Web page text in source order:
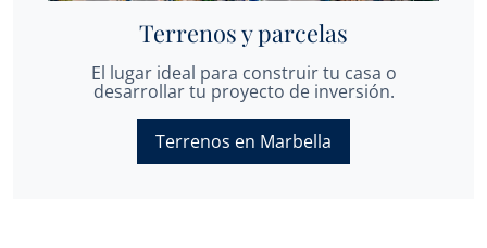
Terrenos y parcelas
El lugar ideal para construir tu casa o
desarrollar tu proyecto de inversión.
Terrenos en Marbella